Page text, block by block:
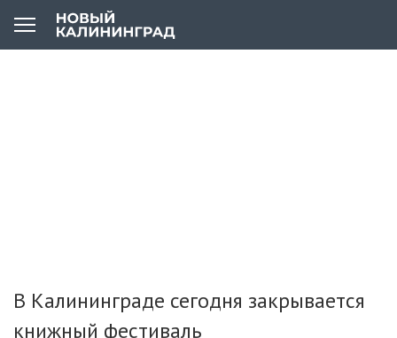
В Калининграде сегодня закрывается
книжный фестиваль